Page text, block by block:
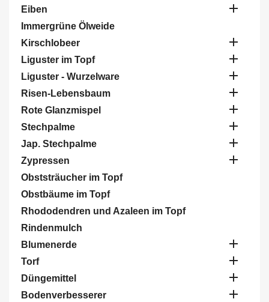
Eiben 
Immergrüne Ölweide
Kirschlobeer

Liguster im Topf 
Liguster - Wurzelware 
Risen-Lebensbaum 
Rote Glanzmispel 
Stechpalme 
Jap. Stechpalme 
Zypressen 
Obststräucher im Topf
Obstbäume im Topf
Rhododendren und Azaleen im Topf
Rindenmulch
Blumenerde

Torf 
Düngemittel 
Bodenverbesserer 